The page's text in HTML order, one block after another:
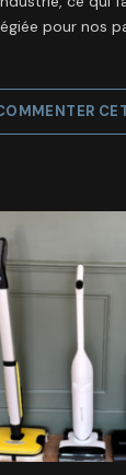
pour nos